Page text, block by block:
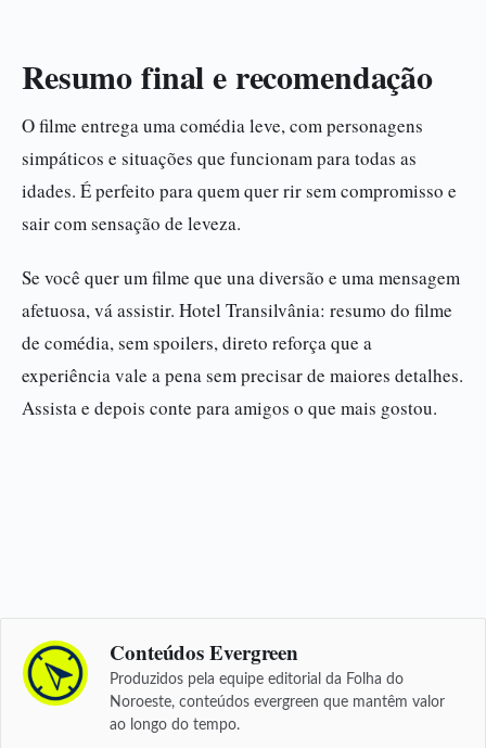
Resumo final e recomendação
O filme entrega uma comédia leve, com personagens
simpáticos e situações que funcionam para todas as
idades. É perfeito para quem quer rir sem compromisso e
sair com sensação de leveza.
Se você quer um filme que una diversão e uma mensagem
afetuosa, vá assistir. Hotel Transilvânia: resumo do filme
de comédia, sem spoilers, direto reforça que a
experiência vale a pena sem precisar de maiores detalhes.
Assista e depois conte para amigos o que mais gostou.
Conteúdos Evergreen
Produzidos pela equipe editorial da Folha do
Noroeste, conteúdos evergreen que mantêm valor
ao longo do tempo.